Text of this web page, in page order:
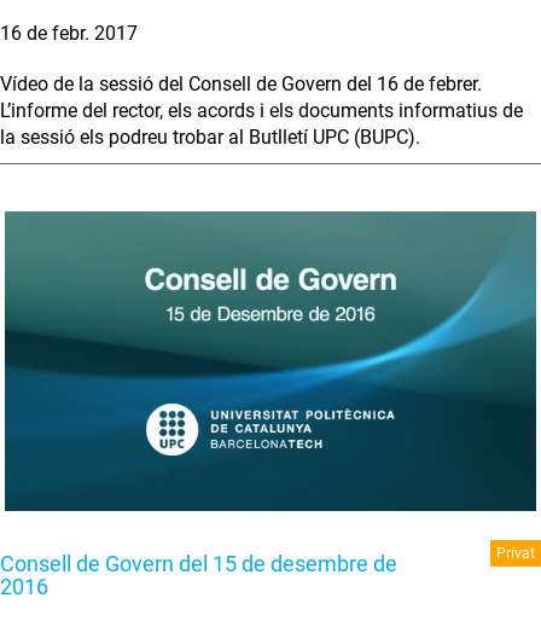
16 de febr. 2017
Vídeo de la sessió del Consell de Govern del 16 de febrer.
L’informe del rector, els acords i els documents informatius de
la sessió els podreu trobar al Butlletí UPC (BUPC).
Consell de Govern del 15 de desembre de
2016
Privat